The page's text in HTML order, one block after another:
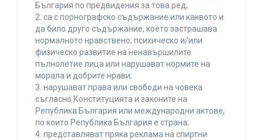
България по предвидения за това ред;
2. са с порнографско съдържание или каквото и
да било друго съдържание, което застрашава
нормалното нравствено, психическо и/или
физическо развитие на ненавършилите
пълнолетие лица или нарушават нормите на
морала и добрите нрави;
3. нарушават права или свободи на човека
съгласно Конституцията и законите на
Република България или международни актове,
по които Република България е страна;
4. представляват пряка реклама на спиртни